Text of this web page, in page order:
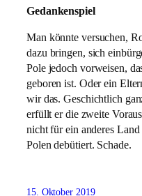
Gedankenspiel
Man könnte versuchen,
dazu bringen, sich
Pole jedoch vorweisen,
geboren ist. Oder ein
wir das. Geschichtlich
erfüllt er die zweite
nicht für ein anderes
Polen debütiert. Schade.
15. Oktober 2019